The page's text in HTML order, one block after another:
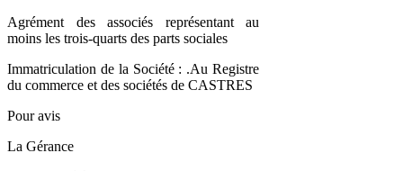
Agrément des associés représentant au
moins les trois-quarts des parts sociales
Immatriculation de la Société : .Au Registre
du commerce et des sociétés de CASTRES
Pour avis
La Gérance